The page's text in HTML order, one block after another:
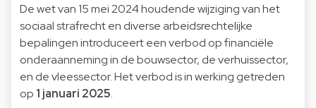
De wet van 15 mei 2024 houdende wijziging van het
sociaal strafrecht en diverse arbeidsrechtelijke
bepalingen introduceert een verbod op financiële
onderaanneming in de bouwsector, de verhuissector,
en de vleessector. Het verbod is in werking getreden
op 1 januari 2025.